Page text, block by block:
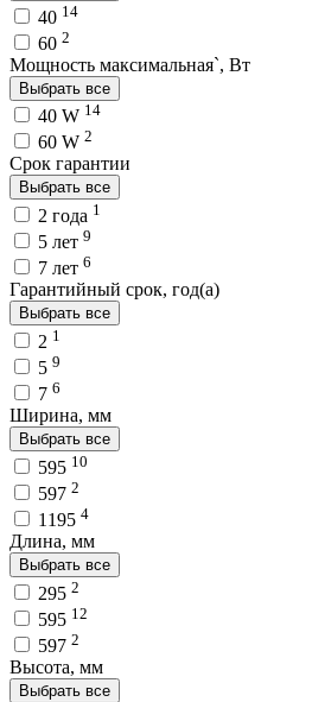
40 14
60 2
Мощность максимальная`, Вт
Выбрать все
40 W 14
60 W 2
Срок гарантии
Выбрать все
2 года 1
5 лет 9
7 лет 6
Гарантийный срок, год(а)
Выбрать все
2 1
5 9
7 6
Ширина, мм
Выбрать все
595 10
597 2
1195 4
Длина, мм
Выбрать все
295 2
595 12
597 2
Высота, мм
Выбрать все